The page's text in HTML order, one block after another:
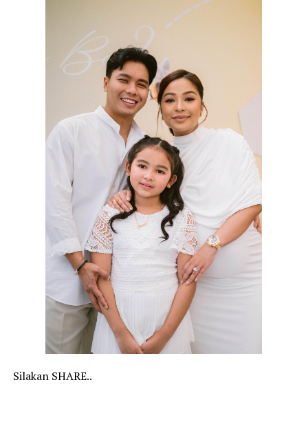
Silakan SHARE..